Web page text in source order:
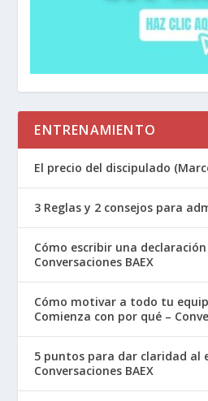
ENTRENAMIENTO
El precio del discipulado
3 Reglas y 2 consejos para
Cómo escribir una
Conversaciones BAEX
Cómo motivar a todo tu
Comienza con por qué –
5 puntos para dar claridad al
Conversaciones BAEX